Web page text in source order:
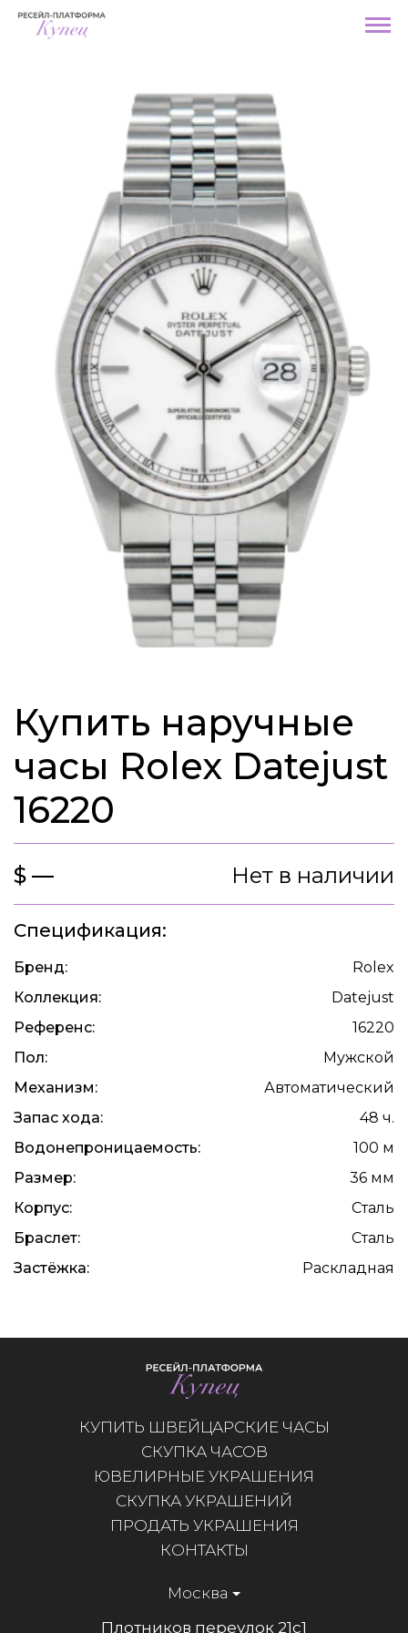
Купить наручные
часы Rolex Datejust
16220
$ — Нет в наличии
Спецификация:
Бренд:
Rolex
Коллекция:
Datejust
Референс:
16220
Пол:
Мужской
Механизм:
Автоматический
Запас хода:
48 ч.
Водонепроницаемость:
100 м
Размер:
36 мм
Корпус:
Сталь
Браслет:
Сталь
Застёжка:
Раскладная
КУПИТЬ ШВЕЙЦАРСКИЕ ЧАСЫ
СКУПКА ЧАСОВ
ЮВЕЛИРНЫЕ УКРАШЕНИЯ
СКУПКА УКРАШЕНИЙ
ПРОДАТЬ УКРАШЕНИЯ
КОНТАКТЫ
Москва
Плотников переулок 21с1